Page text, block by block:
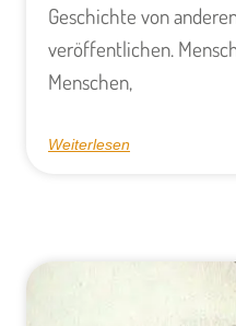
Geschichte von
veröffentlichen.
Menschen,
Weiterlesen